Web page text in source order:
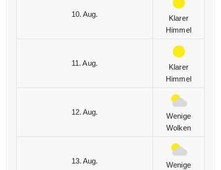
10. Aug.
Klarer
Himmel
11. Aug.
Klarer
Himmel
12. Aug.
Wenige
Wolken
13. Aug.
Wenige